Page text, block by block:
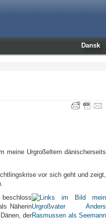
Dansk
meine Urgroßeltern dänischerseits
vor sich geht und zeigt,
beschloss
Näherin
der